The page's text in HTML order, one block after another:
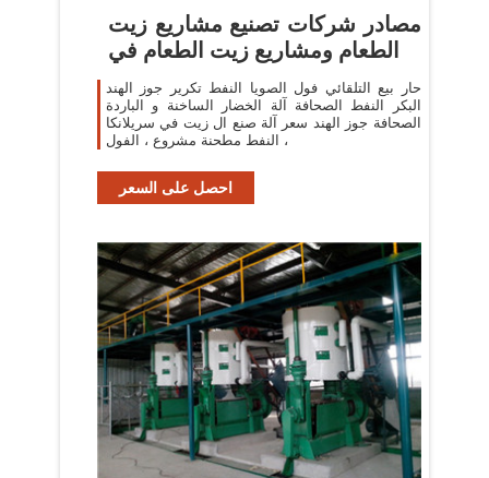
مصادر شركات تصنيع مشاريع زيت
الطعام ومشاريع زيت الطعام في
حار بيع التلقائي فول الصويا النفط تكرير جوز الهند
البكر النفط الصحافة آلة الخضار الساخنة و الباردة
الصحافة جوز الهند سعر آلة صنع ال زيت في سريلانكا
، النفط مطحنة مشروع ، الفول
احصل على السعر